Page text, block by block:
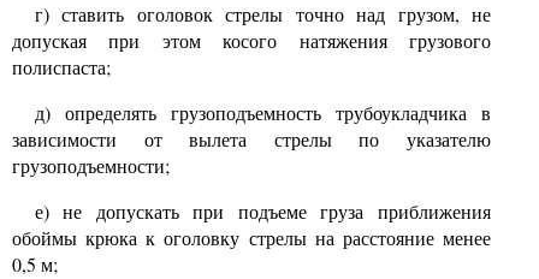
г) ставить оголовок стрелы точно над грузом, не
допуская при этом косого натяжения грузового
полиспаста;
д) определять грузоподъемность трубоукладчика в
зависимости от вылета стрелы по указателю
грузоподъемности;
е) не допускать при подъеме груза приближения
обоймы крюка к оголовку стрелы на расстояние менее
0,5 м;